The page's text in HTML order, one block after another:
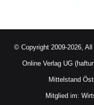
© Copyright 2009-2026,
Online Verlag UG
Mittelstand
Mitglied im: